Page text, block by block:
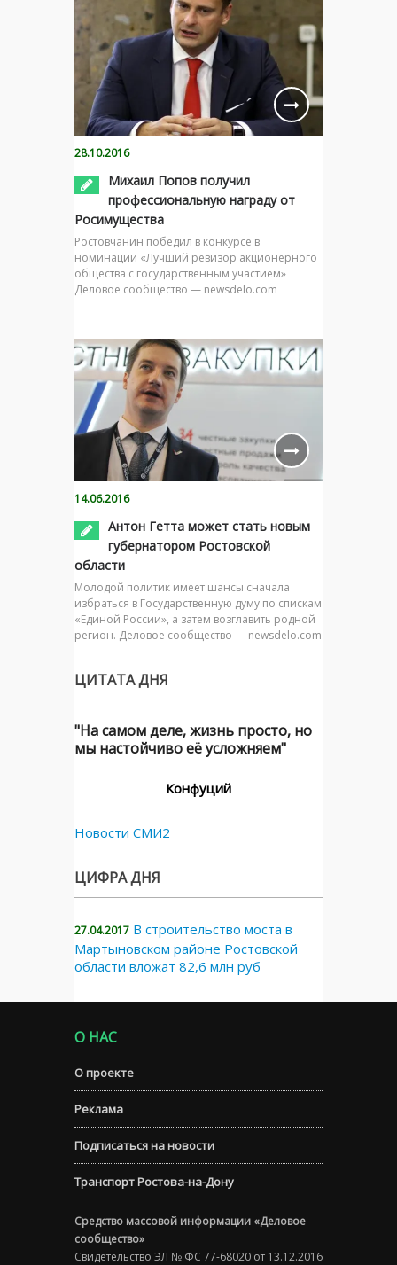
28.10.2016
Михаил Попов получил
профессиональную награду от
Росимущества
Ростовчанин победил в конкурсе в
номинации «Лучший ревизор акционерного
общества с государственным участием»
Деловое сообщество — newsdelo.com
14.06.2016
Антон Гетта может стать новым
губернатором Ростовской
области
Молодой политик имеет шансы сначала
избраться в Государственную думу по спискам
«Единой России», а затем возглавить родной
регион. Деловое сообщество — newsdelo.com
ЦИТАТА ДНЯ
"На самом деле, жизнь просто, но
мы настойчиво её усложняем"
Конфуций
Новости СМИ2
ЦИФРА ДНЯ
27.04.2017 В строительство моста в
Мартыновском районе Ростовской
области вложат 82,6 млн руб
О НАС
О проекте
Реклама
Подписаться на новости
Транспорт Ростова-на-Дону
Средство массовой информации «Деловое
сообщество»
Свидетельство ЭЛ № ФС 77-68020 от 13.12.2016